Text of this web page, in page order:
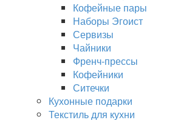
Кофейные пары
Наборы Эгоист
Сервизы
Чайники
Френч-прессы
Кофейники
Ситечки
Кухонные подарки
Текстиль для кухни